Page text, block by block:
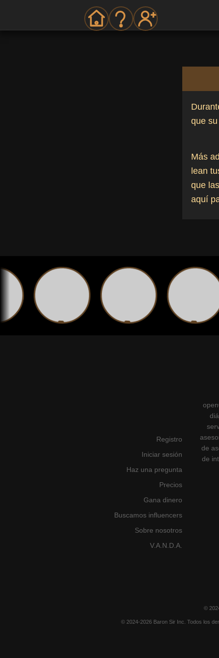
que
Más
lean
que
aquí
Registro
Iniciar sesión
Haz una pregunta
Precios
Gana dinero
Buscamos influencers
Sobre nosotros
V.A.N.D.A.
de
de
©
© 2024-2026 Baron Sir Inc. Todos los